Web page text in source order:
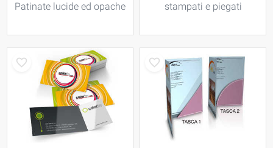
Patinate lucide ed opache
stampati e piegati